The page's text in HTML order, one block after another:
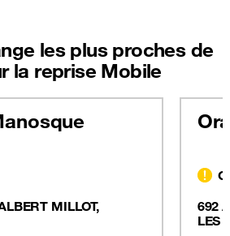
les plus proches de
la reprise Mobile
MILLOT,
692
LES